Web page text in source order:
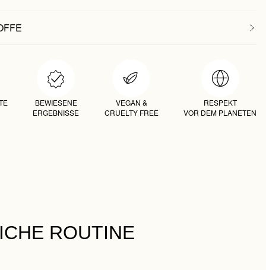
BEWIESENE
ERGEBNISSE
VEGAN &
CRUELTY FREE
RESPEKT
VOR DEM PLANETEN
ROUTINE